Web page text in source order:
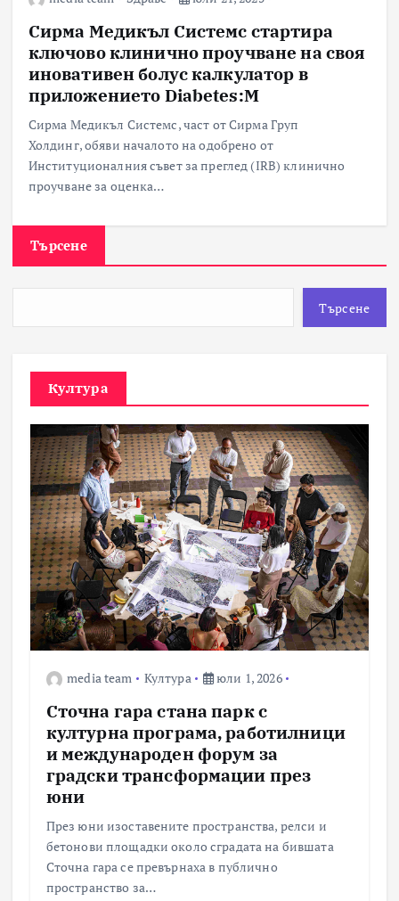
Сирма Медикъл Системс стартира
ключово клинично проучване на своя
иновативен болус калкулатор в
приложението Diabetes:M
Сирма Медикъл Системс, част от Сирма Груп
Холдинг, обяви началото на одобрено от
Институционалния съвет за преглед (IRB) клинично
проучване за оценка…
Търсене
Търсене
Култура
media team Култура юли 1, 2026
Сточна гара стана парк с
културна програма, работилници
и международен форум за
градски трансформации през
юни
През юни изоставените пространства, релси и
бетонови площадки около сградата на бившата
Сточна гара се превърнаха в публично
пространство за…